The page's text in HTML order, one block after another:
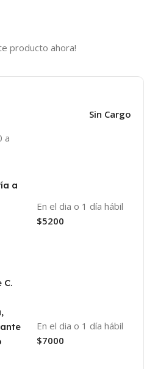
producto ahora!
a
Sin Cargo
a
En el dia o 1 día hábil
$5200
C.
En el dia o 1 día hábil
$7000